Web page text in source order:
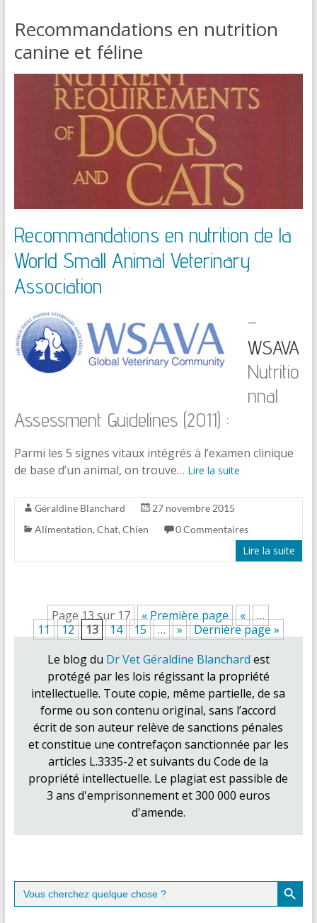
Recommandations en nutrition
canine et féline
Recommandations en nutrition de la
World Small Animal Veterinary
Association
–
WSAVA
Nutritio
nnal
Assessment Guidelines (2011) :
Parmi les 5 signes vitaux intégrés à l’examen clinique
de base d’un animal, on trouve… Lire la suite
Géraldine Blanchard
27 novembre 2015
Alimentation, Chat, Chien 0 Commentaires
Lire la suite
Page 13 sur 17 « Première page «
…
11
12 13 14 15 … »
Dernière page »
Le blog du Dr Vet Géraldine Blanchard est
protégé par les lois régissant la propriété
intellectuelle. Toute copie, même partielle, de sa
forme ou son contenu original, sans l’accord
écrit de son auteur relève de sanctions pénales
et constitue une contrefaçon sanctionnée par les
articles L.3335-2 et suivants du Code de la
propriété intellectuelle. Le plagiat est passible de
3 ans d'emprisonnement et 300 000 euros
d'amende.
Search
for:
Search Button